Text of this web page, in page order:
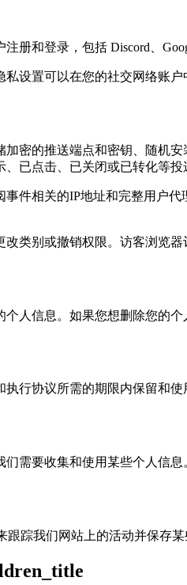
册和登录，包括 Discord、
设置可以在您的社交网络账
密的推送端点和密钥、随机
已点击、已关闭或已转化等投
件相关的IP地址和完整用户
类别或撤销权限。访客浏览
人信息。如果您想删除您的
行协议所需的期限内保留和使
需要收集和使用某些个人信息
跟踪我们网站上的活动并保存